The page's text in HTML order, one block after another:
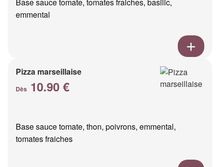
emmental
Pizza marseillaise
Dès 10.90 €
Base sauce tomate, thon, poivrons, emmental,
tomates fraiches